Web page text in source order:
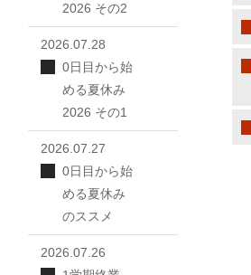
2026 その2
2026.07.28
0日目から始
める夏休み
2026 その1
2026.07.27
0日目から始
める夏休み
のススメ
2026.07.26